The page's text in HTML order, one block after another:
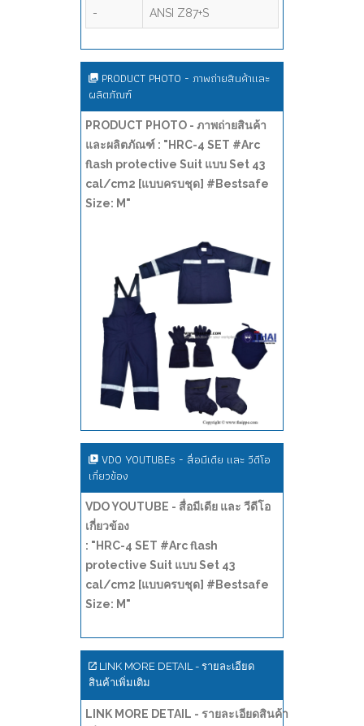
- ANSI Z87+S
PRODUCT PHOTO - ภาพถ่ายสินค้าและ
ผลิตภัณฑ์
PRODUCT PHOTO - ภาพถ่ายสินค้า
และผลิตภัณฑ์ : "HRC-4 SET #Arc
flash protective Suit แบบ Set 43
cal/cm2 [แบบครบชุด] #Bestsafe
Size: M"
VDO YOUTUBEs - สื่อมีเดีย และ วีดีโอ
เกี่ยวข้อง
VDO YOUTUBE - สื่อมีเดีย และ วีดีโอ
เกี่ยวข้อง
: "HRC-4 SET #Arc flash
protective Suit แบบ Set 43
cal/cm2 [แบบครบชุด] #Bestsafe
Size: M"
LINK MORE DETAIL - รายละเอียด
สินค้าเพิ่มเติม
LINK MORE DETAIL - รายละเอียดสินค้า